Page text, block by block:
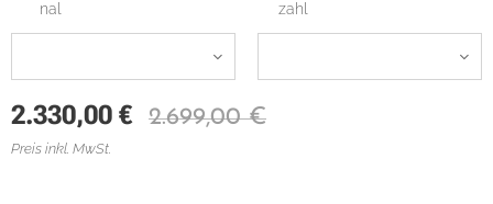
nal
zahl
2.330,00 € 2.699,00€
Preis inkl. MwSt.